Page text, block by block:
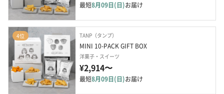
最短8月09日(日)お届け
4位 TANP（タンプ）
MINI 10-PACK GIFT BOX
洋菓子・スイーツ
¥2,914〜
最短8月09日(日)お届け